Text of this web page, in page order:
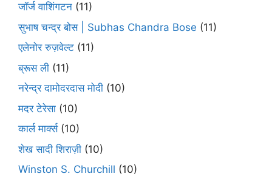
जॉर्ज वाशिंगटन (11)
सुभाष चन्द्र बोस | Subhas Chandra Bose (11)
एलेनोर रुज़वेल्ट (11)
ब्रूस ली (11)
नरेन्द्र दामोदरदास मोदी (10)
मदर टेरेसा (10)
कार्ल मार्क्स(10)
शेख सादी शिराज़ी (10)
Winston S. Churchill (10)